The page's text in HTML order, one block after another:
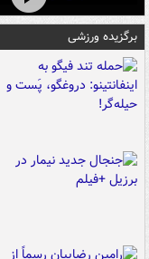
برگزیده ورزشی